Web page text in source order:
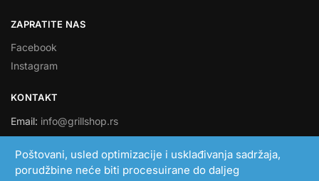
Poštovani, usled optimizacije i usklađivanja sadržaja,
porudžbine neće biti procesuirane do daljeg
ZAPRATITE NAS
Facebook
Instagram
KONTAKT
Email: info@grillshop.rs
SMART LINK DOO
PIB: 108705193